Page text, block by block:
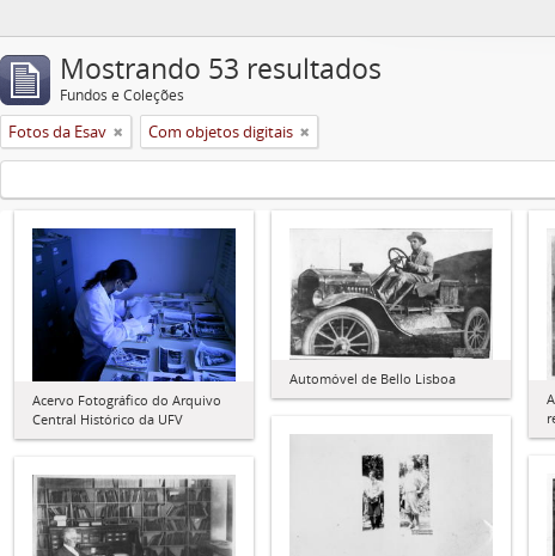
Mostrando 53 resultados
Fundos e Coleções
Fotos da Esav Com objetos digitais
Acervo Fotográfico do Arquivo
Central Histórico da UFV
Automóvel de Bello Lisboa